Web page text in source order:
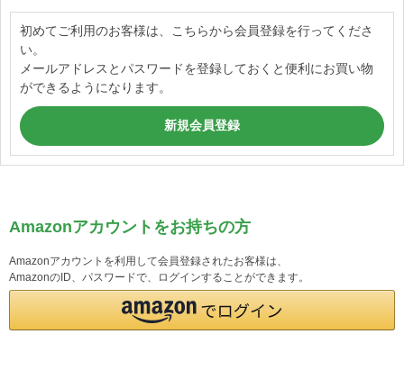
初めてご利用のお客様は、こちらから会員登録を行ってくださ
い。
メールアドレスとパスワードを登録しておくと便利にお買い物
ができるようになります。
Amazonアカウントをお持ちの方
Amazonアカウントを利用して会員登録されたお客様は、
AmazonのID、パスワードで、ログインすることができます。